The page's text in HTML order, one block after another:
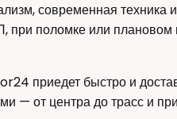
современная техника
при поломке или
приедет быстро и
— от центра до трасс и